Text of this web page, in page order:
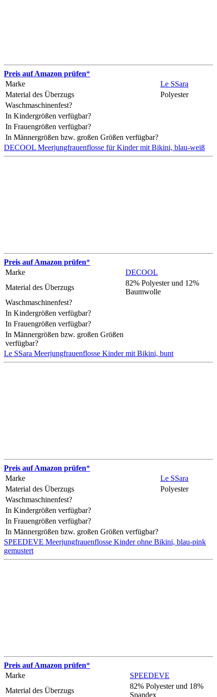
Preis auf Amazon prüfen*
Marke
Le SSara
Material des Überzugs
Polyester
Waschmaschinenfest?
In Kindergrößen verfügbar?
In Frauengrößen verfügbar?
In Männergrößen bzw. großen Größen verfügbar?
DECOOL Meerjungfrauenflosse für Kinder mit Bikini, blau-weiß
Preis auf Amazon prüfen*
Marke
DECOOL
Material des Überzugs
82% Polyester und 12%
Baumwolle
Waschmaschinenfest?
In Kindergrößen verfügbar?
In Frauengrößen verfügbar?
In Männergrößen bzw. großen Größen
verfügbar?
Le SSara Meerjungfrauenflosse Kinder mit Bikini, bunt
Preis auf Amazon prüfen*
Marke
Le SSara
Material des Überzugs
Polyester
Waschmaschinenfest?
In Kindergrößen verfügbar?
In Frauengrößen verfügbar?
In Männergrößen bzw. großen Größen verfügbar?
SPEEDEVE Meerjungfrauenflosse Kinder ohne Bikini, blau-pink
gemustert
Preis auf Amazon prüfen*
Marke
SPEEDEVE
Material des Überzugs
82% Polyester und 18%
Spandex